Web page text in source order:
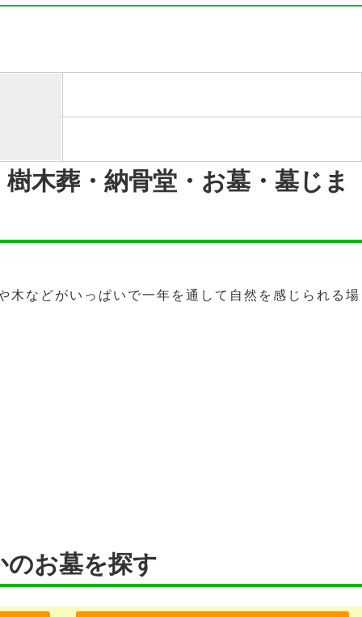
木葬・納骨堂・お墓・墓じま
木などがいっぱいで一年を通して自然を感じられる場
のお墓を探す